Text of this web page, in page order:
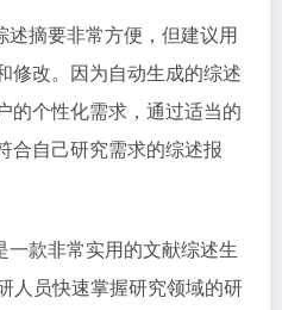
摘要非常方便，但建议用
修改。因为自动生成的综述
的个性化需求，通过适当的
合自己研究需求的综述报
一款非常实用的文献综述生
人员快速掌握研究领域的研